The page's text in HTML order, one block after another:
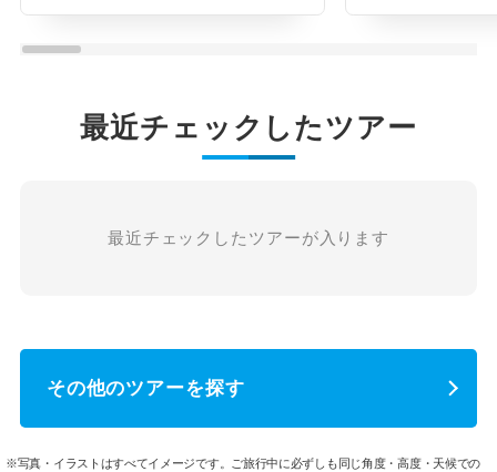
最近チェックしたツアー
最近チェックしたツアーが入ります
その他のツアーを探す
※写真・イラストはすべてイメージです。ご旅行中に必ずしも同じ角度・高度・天候での